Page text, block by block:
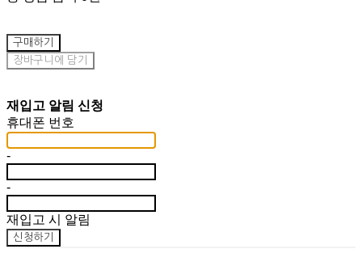
구매하기
장바구니에 담기
재입고 알림 신청
휴대폰 번호
-
-
재입고 시 알림
신청하기